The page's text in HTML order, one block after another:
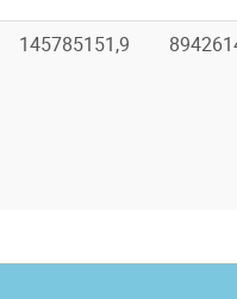
145785151,9